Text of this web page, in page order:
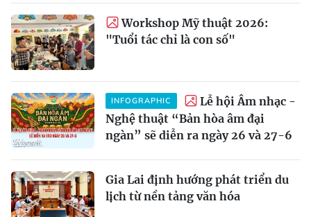
Workshop Mỹ thuật 2026:
"Tuổi tác chỉ là con số"
INFOGRAPHIC
Lễ hội Âm nhạc -
Nghệ thuật “Bản hòa âm đại
ngàn” sẽ diễn ra ngày 26 và 27-6
Gia Lai định hướng phát triển du
lịch từ nền tảng văn hóa